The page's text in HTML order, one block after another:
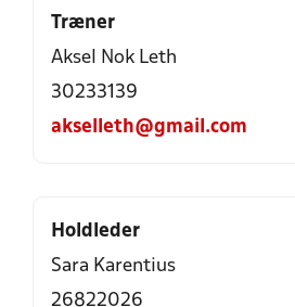
Træner
Aksel Nok Leth
30233139
akselleth@gmail.com
Holdleder
Sara Karentius
26822026